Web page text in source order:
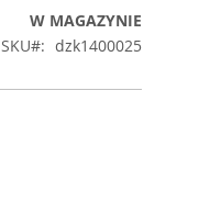
W MAGAZYNIE
SKU
dzk1400025